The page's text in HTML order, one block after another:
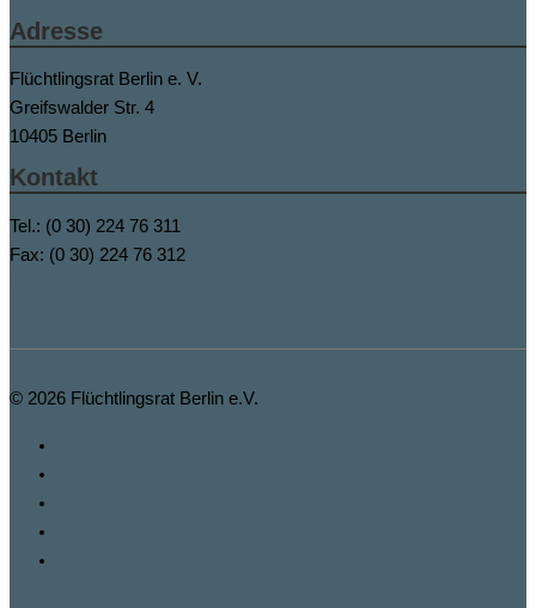
Adresse
Flüchtlingsrat Berlin e. V.
Greifswalder Str. 4
10405 Berlin
Kontakt
Tel.: (0 30) 224 76 311
Fax: (0 30) 224 76 312
© 2026 Flüchtlingsrat Berlin e.V.